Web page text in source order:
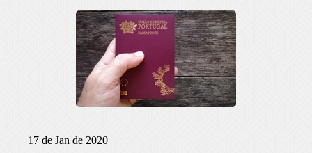
17 de Jan de 2020